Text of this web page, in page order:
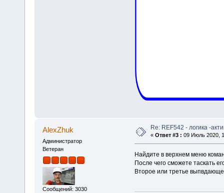
AlexZhuk
Администратор
Ветеран
Сообщений: 3030
Re: REF542 - логика -
« Ответ #3 : 09 Июль 2020,
Найдите в верхнем меню
После чего сможете таскать
Второе или третье